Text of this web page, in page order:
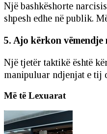
Një bashkëshorte
shpesh edhe në publik.
5. Ajo kërkon
Një tjetër taktikë është
manipuluar ndjenjat e tij
Më të Lexuarat